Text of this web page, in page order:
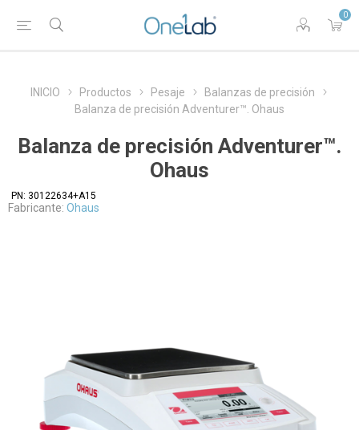
0
INICIO Productos Pesaje
Balanzas de precisión
Balanza de precisión Adventurer™. Ohaus
Balanza de precisión Adventurer™.
Ohaus
PN: 30122634+A15
Fabricante: Ohaus